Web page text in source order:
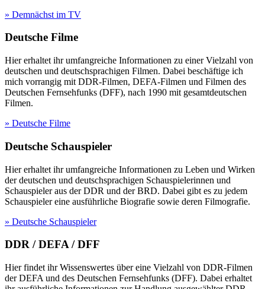
» Demnächst im TV
Deutsche Filme
Hier erhaltet ihr umfangreiche Informationen zu einer Vielzahl von
deutschen und deutschsprachigen Filmen. Dabei beschäftige ich
mich vorrangig mit DDR-Filmen, DEFA-Filmen und Filmen des
Deutschen Fernsehfunks (DFF), nach 1990 mit gesamtdeutschen
Filmen.
» Deutsche Filme
Deutsche Schauspieler
Hier erhaltet ihr umfangreiche Informationen zu Leben und Wirken
der deutschen und deutschsprachigen Schauspielerinnen und
Schauspieler aus der DDR und der BRD. Dabei gibt es zu jedem
Schauspieler eine ausführliche Biografie sowie deren Filmografie.
» Deutsche Schauspieler
DDR / DEFA / DFF
Hier findet ihr Wissenswertes über eine Vielzahl von DDR-Filmen
der DEFA und des Deutschen Fernsehfunks (DFF). Dabei erhaltet